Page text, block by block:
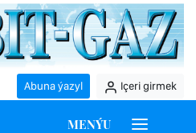
Abuna ýazyl Içeri girmek
MENÝU